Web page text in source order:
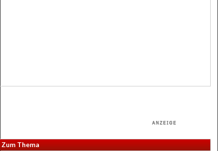
Zum Thema